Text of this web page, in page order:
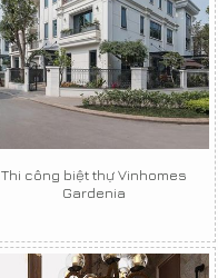
Thi công biệt thự Vinhomes
Gardenia